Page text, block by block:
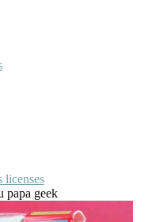
licenses
papa geek